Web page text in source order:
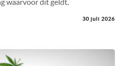
waarvoor dit geldt.
30 juli 2026